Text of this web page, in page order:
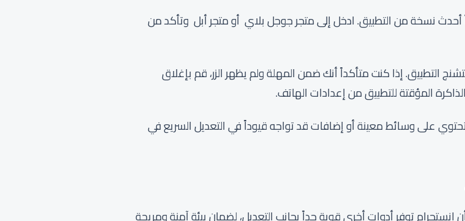
أحدث نسخة من التطبيق. ادخل إلى متجر جوجل بلاي أو متجر أبل وتأكد من
التطبيق. إذا كنت متأكداً أنك ضمن المهلة ولم يظهر الزر، قم بإغلاق
المؤقتة للتطبيق من إعدادات الهاتف.
على وسائط معينة أو إضافات قد تواجه قيوداً في التعديل السريع في
إنستجرام توفر أدوات أخرى قوية جداً بجانب التعديل، لضمان بيئة آمنة ومريحة